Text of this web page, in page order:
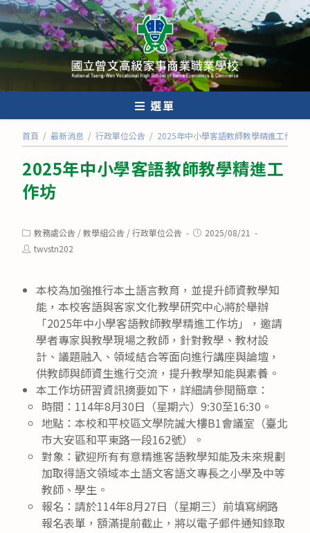
跳
轉
至
內
選單
首頁 / 最新消息 / 行政單位公告 / 2025年中小學客語教師教學精進工作坊
2025年中小學客語教師教學精進工
作坊
Post
category:
教務處公告 /教學組公告 /行政單位公告
Post2025/08/21
Posttwvstn202
本校為加強推行本土語言教育，並提升師資教學知
能，本校客語與客家文化教學研究中心將於舉辦
「2025年中小學客語教師教學精進工作坊」，邀請
學者專家與教學現場之教師，針對教學、教材設
計、議題融入、領域結合等面向進行講座與論壇，
供教師與師資生進行交流，提升教學知能與素養。
本工作坊研習資訊摘要如下，詳細請參閲簡章：
時間：114年8月30日（星期六）9:30至16:30。
地點：本校和平校區文學院誠大樓B1會議室（臺北
市大安區和平東路一段162號）。
對象：歡迎所有有意精進客語教學知能及未來規劃
加取得語文領域本土語文客語文專長之小學及中等
教師、學生。
報名：請於114年8月27日（星期三）前填寫網路
報名表單，額滿提前截止，將以電子郵件通知錄取